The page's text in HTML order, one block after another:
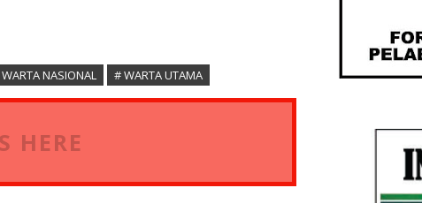
NASIONAL # WARTA UTAMA
HERE